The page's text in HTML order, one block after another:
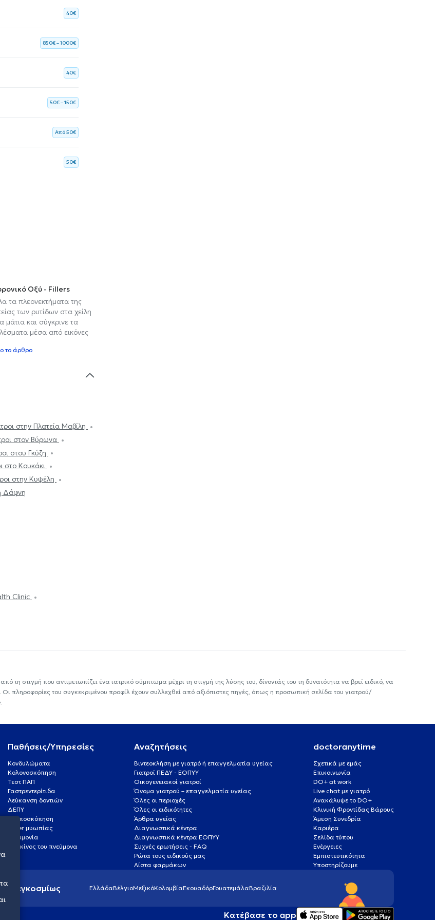
40€
850€ – 1000€
40€
50€ – 150€
Aπό 50€
50€
Οξύ - Fillers
τα πλεονεκτήματα της
των ρυτίδων στα χείλη
μάτια και σύγκρινε τα
μέσα από εικόνες
το άρθρο
στην Πλατεία Μαβίλη
στον Βύρωνα
στου Γκύζη
στο Κουκάκι
στην Κυψέλη
Δάφνη
Clinic
στιγμή που αντιμετωπίζει ένα ιατρικό σύμπτωμα μέχρι τη στιγμή της λύσης του, δίνοντάς του τη δυνατότητα να βρεί ειδικό, να
πληροφορίες του συγκεκριμένου προφίλ έχουν συλλεχθεί από αξιόπιστες πηγές, όπως η προσωπική σελίδα του γιατρού/
Παθήσεις/Υπηρεσίες
Κονδυλώματα
Κολονοσκόπηση
Τεστ ΠΑΠ
Γαστρεντερίτιδα
Λεύκανση δοντιών
ΔΕΠΥ
Κολποσκόπηση
Laser μυωπίας
Πνευμονία
Καρκίνος του πνεύμονα
Αναζητήσεις
Βιντεοκλήση με γιατρό ή επαγγελματία υγείας
Γιατροί ΠΕΔΥ - ΕΟΠΥΥ
Οικογενειακοί γιατροί
Όνομα γιατρού – επαγγελματία υγείας
Όλες οι περιοχές
Όλες οι ειδικότητες
Άρθρα υγείας
Διαγνωστικά κέντρα
Διαγνωστικά κέντρα ΕΟΠΥΥ
Συχνές ερωτήσεις - FAQ
Ρώτα τους ειδικούς μας
Λίστα φαρμάκων
doctoranytime
Σχετικά με εμάς
Επικοινωνία
DO+ at work
Live chat με γιατρό
Ανακάλυψε το DO+
Κλινική Φροντίδας Βάρους
Άμεση Συνεδρία
Καριέρα
Σελίδα τύπου
Ενέργειες
Εμπιστευτικότητα
Υποστηρίζουμε
παγκοσμίως ΕλλάδαΒέλγιοΜεξικόΚολομβίαΕκουαδόρΓουατεμάλαΒραζιλία
Κατέβασε το app